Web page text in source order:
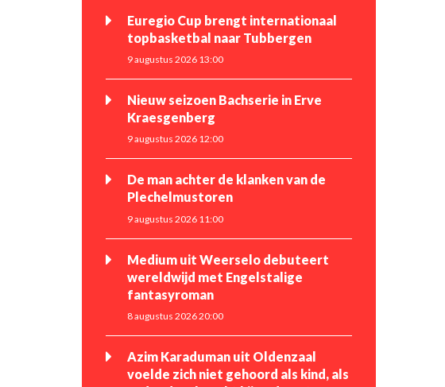
Euregio Cup brengt internationaal
topbasketbal naar Tubbergen
9 augustus 2026 13:00
Nieuw seizoen Bachserie in Erve
Kraesgenberg
9 augustus 2026 12:00
De man achter de klanken van de
Plechelmustoren
9 augustus 2026 11:00
Medium uit Weerselo debuteert
wereldwijd met Engelstalige
fantasyroman
8 augustus 2026 20:00
Azim Karaduman uit Oldenzaal
voelde zich niet gehoord als kind, als